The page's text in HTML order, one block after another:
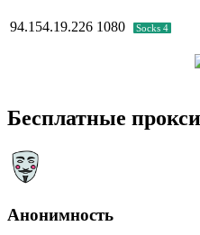
94.154.19.226 1080 Socks 4
Бесплатные
Анонимность